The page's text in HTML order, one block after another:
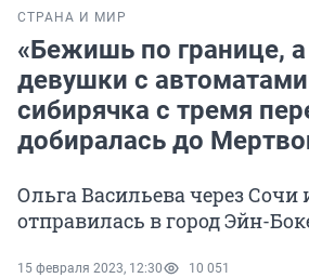
СТРАНА И МИР
«Бежишь по границе,
девушки с
сибирячка с тремя
добиралась до
Ольга Васильева через
отправилась в город Эйн-
15 февраля 2023, 12:30 10 051